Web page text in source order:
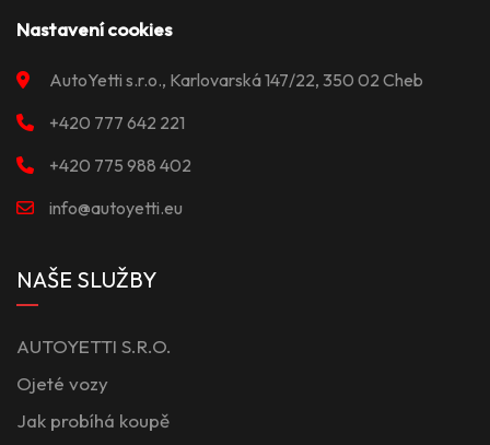
Nastavení cookies
AutoYetti s.r.o., Karlovarská 147/22, 350 02 Cheb
+420 777 642 221
+420 775 988 402
info@autoyetti.eu
NAŠE SLUŽBY
AUTOYETTI S.R.O.
Ojeté vozy
Jak probíhá koupě